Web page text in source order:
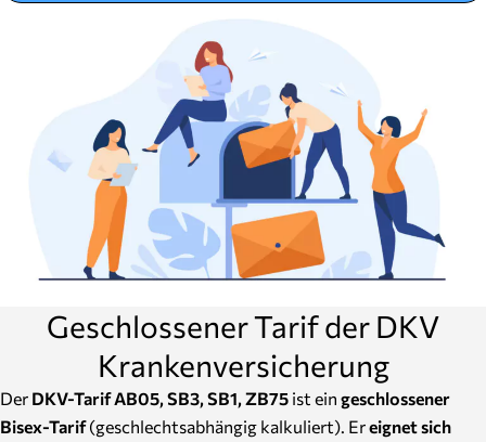
Geschlossener Tarif der DKV
Krankenversicherung
Der DKV-Tarif AB05, SB3, SB1, ZB75 ist ein geschlossener
Bisex-Tarif(geschlechtsabhängig kalkuliert). Ereignet sich